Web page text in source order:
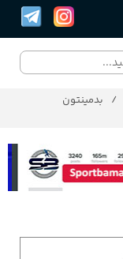
بدمینتون